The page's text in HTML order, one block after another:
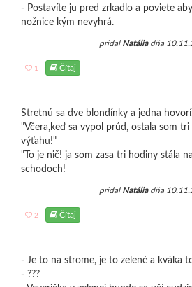
- Postavíte ju pred zrkadlo a poviete
nožnice kým nevyhrá.
pridal Natáliadňa
1 Čítaj
Stretnú sa dve blondínky a jedna
"Včera,keď sa vypol prúd, ostala som
výťahu!"
"To je nič! ja som zasa tri hodiny stála
schodoch!
pridal Natáliadňa
2 Čítaj
- Je to na strome, je to zelené a kváka
- ???